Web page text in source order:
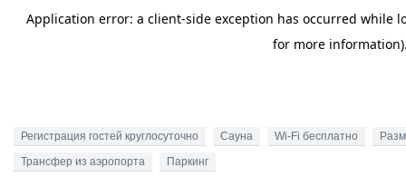
Регистрация гостей круглосуточно Сауна Wi-Fi бесплатно
Трансфер из аэропорта
Паркинг